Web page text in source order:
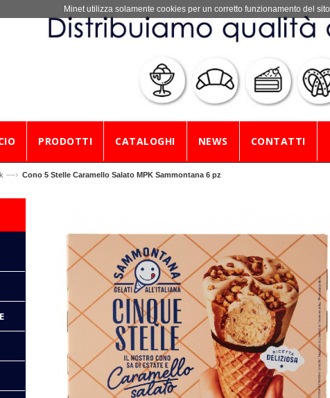
PRODOTTI CATALOGHI NEWS CONTATTI
—› Cono 5 Stelle Caramello Salato MPK Sammontana 6 pz
Minet utilizza solamente cookies per un corretto funzionamento del sito